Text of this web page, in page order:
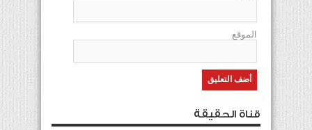
الموقع
قناة الحقيقة